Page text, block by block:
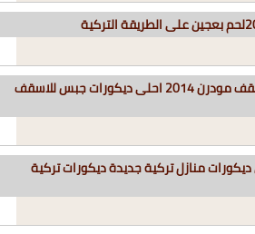
بالصور احلى ديكورات للاسقف مودرن 2014 احلى ديكورات جبس للاسقف
تركية 2014 جمل ديكورات منازل تركية جديدة ديكورات تركية